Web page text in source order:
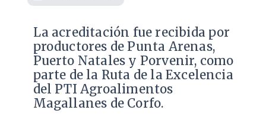
​La acreditación fue recibida por
productores de Punta Arenas,
Puerto Natales y Porvenir, como
parte de la Ruta de la Excelencia
del PTI Agroalimentos
Magallanes de Corfo.